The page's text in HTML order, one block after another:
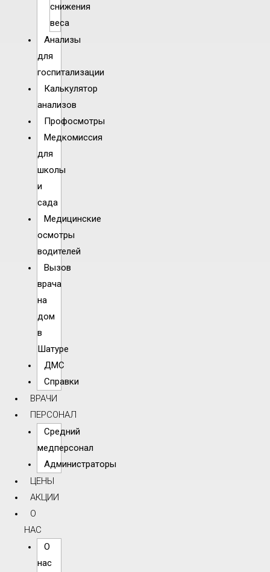
снижения
веса
Анализы
для
госпитализации
Калькулятор
анализов
Профосмотры
Медкомиссия
для
школы
и
сада
Медицинские
осмотры
водителей
Вызов
врача
на
дом
в
Шатуре
ДМС
Справки
ВРАЧИ
ПЕРСОНАЛ
Средний
медперсонал
Администраторы
ЦЕНЫ
АКЦИИ
О
НАС
О
нас